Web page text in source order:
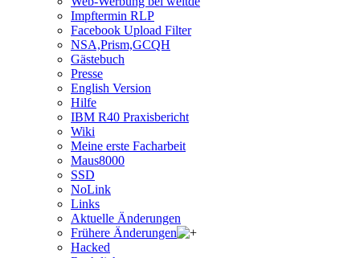
Impftermin RLP
Facebook Upload Filter
NSA,Prism,GCQH
Gästebuch
Presse
English Version
Hilfe
IBM R40 Praxisbericht
Wiki
Meine erste Facharbeit
Maus8000
SSD
NoLink
Links
Aktuelle Änderungen
Frühere Änderungen
Hacked